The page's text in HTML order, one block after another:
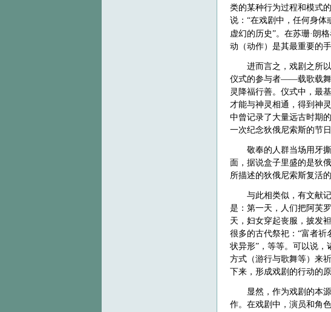
类的某种行为过程和模式
说：“在戏剧中，任何身体
虚幻的历史”。在苏珊·朗
动（动作）是其最重要的手
进而言之，戏剧之所
仪式的参与者——载歌载舞
灵降福行善。仪式中，最
才能与神灵相通，得到神
中曾记录了大量远古时期
一次纪念狄俄尼索斯的节
敬奉的人群当场用牙
面，据说盒子里盛的是狄
所描述的狄俄尼索斯复活的
与此相类似，有文献
是：第一天，人们把阿芙
天，妇女穿起丧服，披发
很多的古代祭祀： “富者祈
状异形”，等等。可以说
方式（游行与歌舞等）来
下来，形成戏剧的行动的
显然，作为戏剧的本
作。在戏剧中，演员和角